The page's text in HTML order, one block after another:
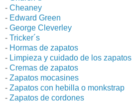
- Cheaney
- Edward Green
- George Cleverley
- Tricker´s
- Hormas de zapatos
- Limpieza y cuidado de los zapatos
- Cremas de zapatos
- Zapatos mocasines
- Zapatos con hebilla o monkstrap
- Zapatos de cordones